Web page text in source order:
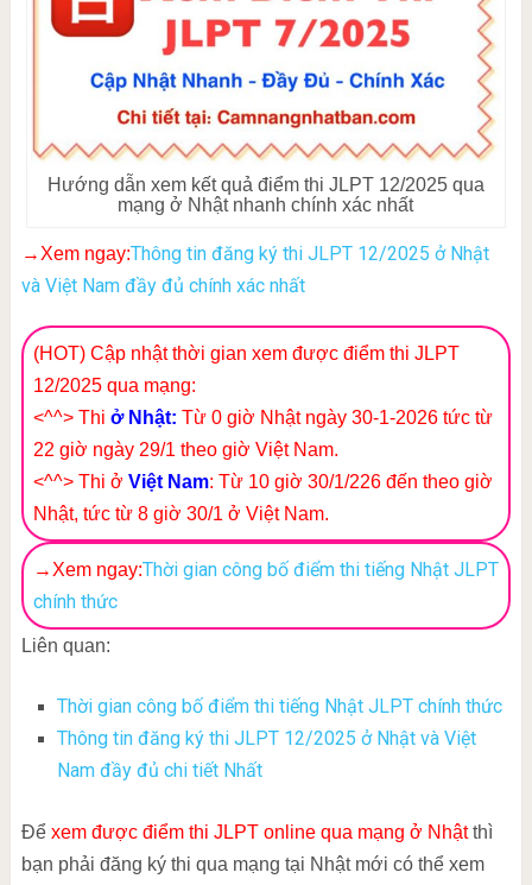
Hướng dẫn xem kết quả điểm thi JLPT 12/2025 qua
mạng ở Nhật nhanh chính xác nhất
→Xem ngay:Thông tin đăng ký thi JLPT 12/2025 ở Nhật
và Việt Nam đầy đủ chính xác nhất
(HOT) Cập nhật thời gian xem được điểm thi JLPT
12/2025 qua mạng:
<^^> Thi ở Nhật: Từ 0 giờ Nhật ngày 30-1-2026 tức từ
22 giờ ngày 29/1 theo giờ Việt Nam.
<^^> Thi ở Việt Nam: Từ 10 giờ 30/1/226 đến theo giờ
Nhật, tức từ 8 giờ 30/1 ở Việt Nam.
→Xem ngay:Thời gian công bố điểm thi tiếng Nhật JLPT
chính thức
Liên quan:
Thời gian công bố điểm thi tiếng Nhật JLPT chính thức
Thông tin đăng ký thi JLPT 12/2025 ở Nhật và Việt
Nam đầy đủ chi tiết Nhất
Để xem được điểm thi JLPT online qua mạng ở Nhậtthì
bạn phải đăng ký thi qua mạng tại Nhật mới có thể xem